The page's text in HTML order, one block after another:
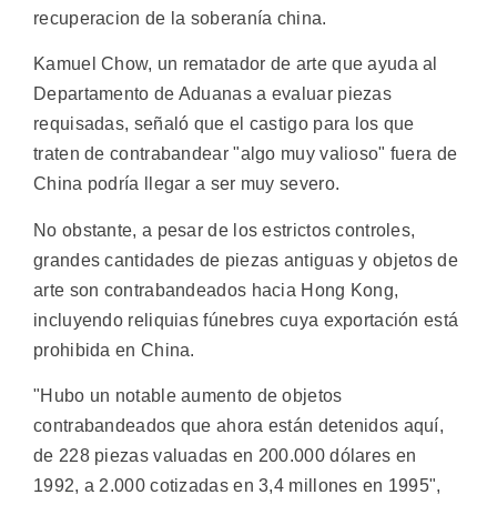
recuperacion de la soberanía china.
Kamuel Chow, un rematador de arte que ayuda al
Departamento de Aduanas a evaluar piezas
requisadas, señaló que el castigo para los que
traten de contrabandear "algo muy valioso" fuera de
China podría llegar a ser muy severo.
No obstante, a pesar de los estrictos controles,
grandes cantidades de piezas antiguas y objetos de
arte son contrabandeados hacia Hong Kong,
incluyendo reliquias fúnebres cuya exportación está
prohibida en China.
"Hubo un notable aumento de objetos
contrabandeados que ahora están detenidos aquí,
de 228 piezas valuadas en 200.000 dólares en
1992, a 2.000 cotizadas en 3,4 millones en 1995",